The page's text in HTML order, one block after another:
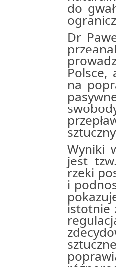
do
Dr
Polsce,
na
Wyniki
jest
rzeki
i
istotnie